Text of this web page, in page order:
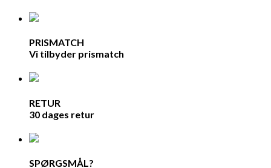
PRISMATCH
Vi tilbyder prismatch
RETUR
30 dages retur
SPØRGSMÅL?